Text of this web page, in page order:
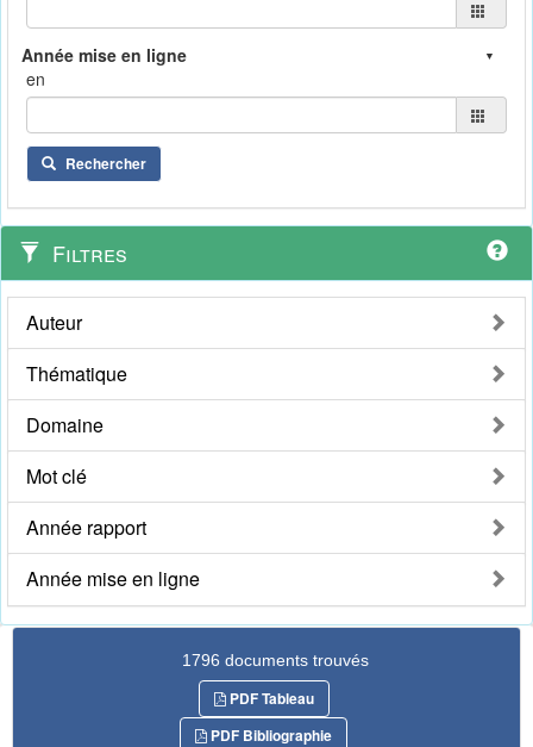
en
Rechercher
Filtres
Auteur
Thématique
Domaine
Mot clé
Année rapport
Année mise en ligne
1796 documents trouvés
PDF Tableau
PDF Bibliographie